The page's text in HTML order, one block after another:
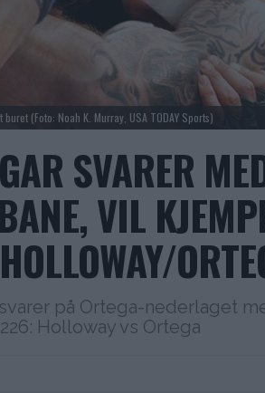
(Foto: Noah K. Murray, USA TODAY Sports)
SVARER
VIL
på Ortega-nederlaget
Holloway vs Ortega